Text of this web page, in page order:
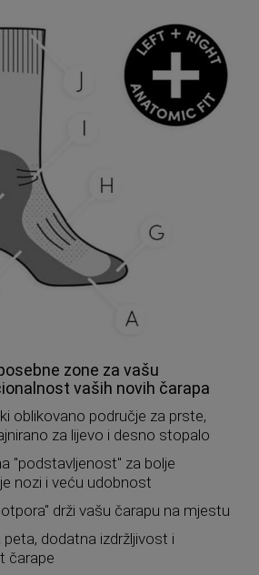
zone za vašu
vaših novih čarapa
oblikovano područje za prste,
za lijevo i desno stopalo
"podstavljenost'' za bolje
nozi i veću udobnost
drži vašu čarapu na mjestu
peta, dodatna izdržljivost i
čarape